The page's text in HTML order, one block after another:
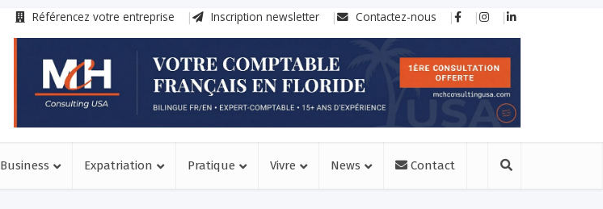
Référencez votre entreprise Inscription newsletter Contactez-nous
Business Expatriation Pratique Vivre News Contact